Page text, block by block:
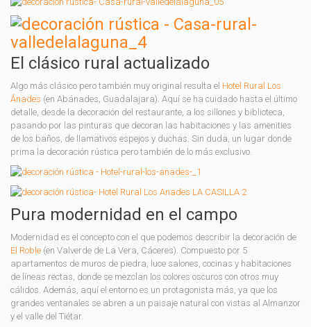
El clásico rural actualizado
Algo más clásico pero también muy original resulta el Hotel Rural Los
Ánades (en Abánades, Guadalajara). Aquí se ha cuidado hasta el último
detalle, desde la decoración del restaurante, a los sillones y biblioteca,
pasando por las pinturas que decoran las habitaciones y las amenities
de los baños, de llamativos espejos y duchas. Sin duda, un lugar donde
prima la decoración rústica pero también de lo más exclusivo.
Pura modernidad en el campo
Modernidad es el concepto con el que podemos describir la decoración de
El Roble (en Valverde de La Vera, Cáceres). Compuesto por 5
apartamentos de muros de piedra, luce salones, cocinas y habitaciones
de líneas rectas, donde se mezclan los colores oscuros con otros muy
cálidos. Además, aquí el entorno es un protagonista más, ya que los
grandes ventanales se abren a un paisaje natural con vistas al Almanzor
y el valle del Tiétar.